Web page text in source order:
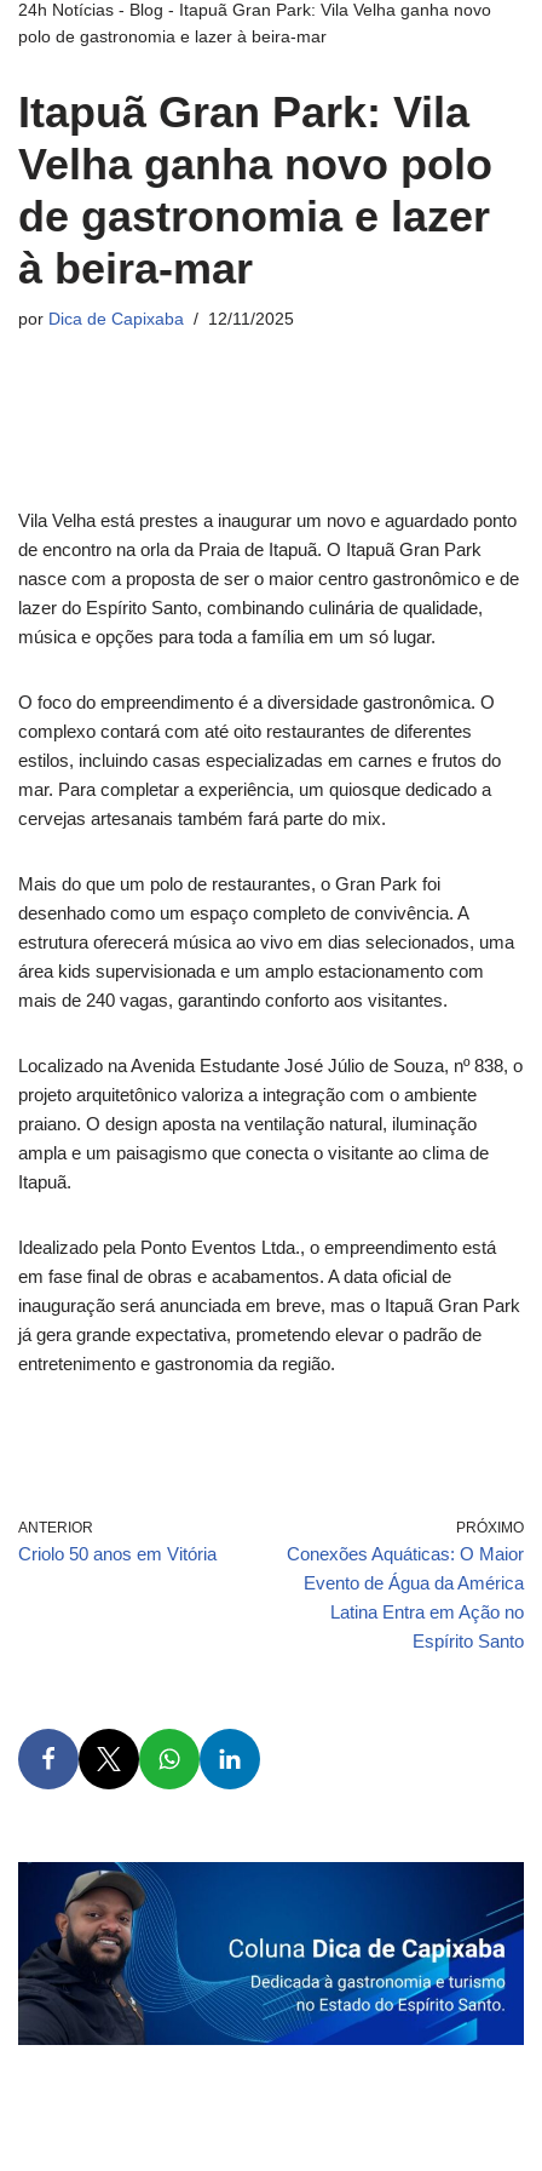
24h Notícias - Blog - Itapuã Gran Park: Vila Velha ganha novo
polo de gastronomia e lazer à beira-mar
Itapuã Gran Park: Vila
Velha ganha novo polo
de gastronomia e lazer
à beira-mar
por Dica de Capixaba 12/11/2025
Vila Velha está prestes a inaugurar um novo e aguardado ponto
de encontro na orla da Praia de Itapuã. O Itapuã Gran Park
nasce com a proposta de ser o maior centro gastronômico e de
lazer do Espírito Santo, combinando culinária de qualidade,
música e opções para toda a família em um só lugar.
O foco do empreendimento é a diversidade gastronômica. O
complexo contará com até oito restaurantes de diferentes
estilos, incluindo casas especializadas em carnes e frutos do
mar. Para completar a experiência, um quiosque dedicado a
cervejas artesanais também fará parte do mix.
Mais do que um polo de restaurantes, o Gran Park foi
desenhado como um espaço completo de convivência. A
estrutura oferecerá música ao vivo em dias selecionados, uma
área kids supervisionada e um amplo estacionamento com
mais de 240 vagas, garantindo conforto aos visitantes.
Localizado na Avenida Estudante José Júlio de Souza, nº 838, o
projeto arquitetônico valoriza a integração com o ambiente
praiano. O design aposta na ventilação natural, iluminação
ampla e um paisagismo que conecta o visitante ao clima de
Itapuã.
Idealizado pela Ponto Eventos Ltda., o empreendimento está
em fase final de obras e acabamentos. A data oficial de
inauguração será anunciada em breve, mas o Itapuã Gran Park
já gera grande expectativa, prometendo elevar o padrão de
entretenimento e gastronomia da região.
ANTERIOR
Criolo 50 anos em Vitória
PRÓXIMO
Conexões Aquáticas: O Maior
Evento de Água da América
Latina Entra em Ação no
Espírito Santo